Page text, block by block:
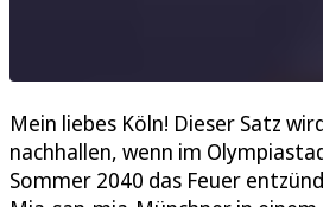
Mein liebes Köln! Dieser Satz
nachhallen, wenn im
Sommer 2040 das Feuer